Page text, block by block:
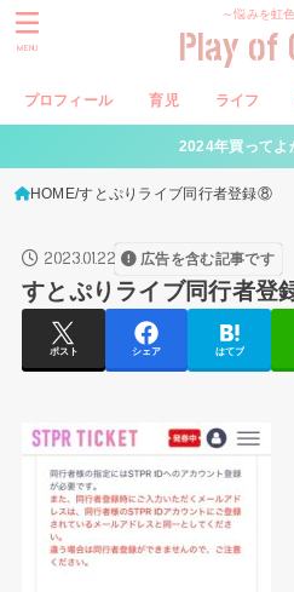
～悩みを虹
Play of
プロフィール 育児 ライフ
MENU
2024年買ってよ
HOME すとぷりライブ同行者登録⑧
2023.01.22 広告を含む記事です
すとぷりライブ同行者登
ポスト シェア はてブ